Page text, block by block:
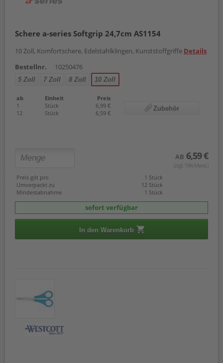
Schere a-series Softgrip 24,7cm AS1154
10 Zoll, Komfortschere, Edelstahlklingen, Kunststoffgriffe Details
Bestellnr.
10250476
5 Zoll 7 Zoll 8 Zoll 10 Zoll
ab Einheit
Preis
1
Stück
6,99 €
12
Stück 6,59 €
Zubehör
AB 6,59 €
(zzgl. 19% Mwst.)
Preis gilt pro
1 Stück
Umverpackt zu
12 Stück
Mindestabnahme
1 Stück
sofort verfügbar
In den Warenkorb